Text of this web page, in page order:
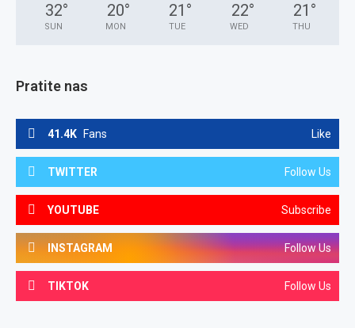
32°
SUN
20°
MON
21 °
TUE
22°
WED
21 °
THU
Pratite nas
41.4K Fans Like
TWITTER Follow Us
YOUTUBE Subscribe
INSTAGRAM Follow Us
TIKTOK Follow Us